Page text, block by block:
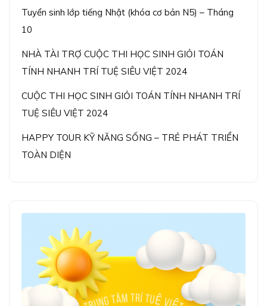
Tuyển sinh lớp tiếng Nhật (khóa cơ bản N5) – Tháng
10
NHÀ TÀI TRỢ CUỘC THI HỌC SINH GIỎI TOÁN
TÍNH NHANH TRÍ TUỆ SIÊU VIỆT 2024
CUỘC THI HỌC SINH GIỎI TOÁN TÍNH NHANH TRÍ
TUỆ SIÊU VIỆT 2024
HAPPY TOUR KỸ NĂNG SỐNG – TRẺ PHÁT TRIỂN
TOÀN DIỆN